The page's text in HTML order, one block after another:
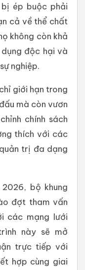
ép buộc phải
cả về thể chất
không còn khả
độc hại và
nghiệp.
giới hạn trong
mà còn vươn
chính sách
thích với các
trị đa dạng
bộ khung
đợt tham vấn
các mạng lưới
này sẽ mở
trực tiếp với
hợp cùng giai